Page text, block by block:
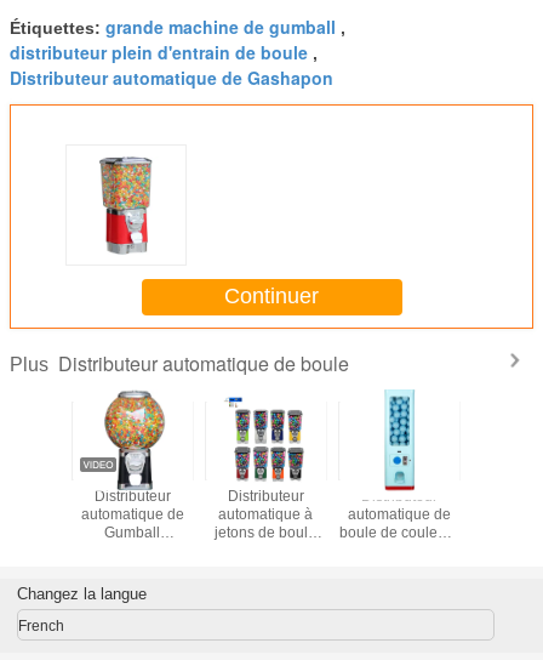
Étiquettes: grande machine de gumball ,
distributeur plein d'entrain de boule ,
Distributeur automatique de Gashapon
Continuer
Plus Distributeur automatique de boule
Distributeur
automatique de
Gumball
Distributeur
automatique à
jetons de boule
Distributeur
automatique de
boule de couleurs
de crédit de QR
garantie de 1 an
Changez la langue
French